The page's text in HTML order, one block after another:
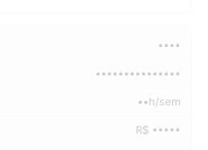
••••
•••••••••••••••
••h/sem
R$ •••••